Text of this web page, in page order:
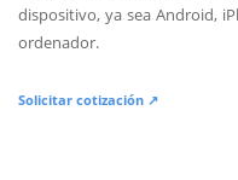
dispositivo, ya sea Android,
ordenador.
Solicitar cotización ↗